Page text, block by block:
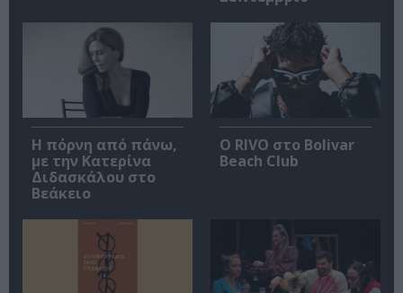
Η πόρνη από πάνω,
με την Κατερίνα
Διδασκάλου στο
Βεάκειο
Ο RIVO στο Bolivar
Beach Club